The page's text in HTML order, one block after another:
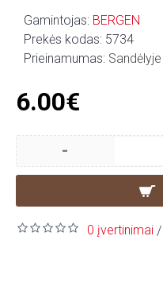
Gamintojas: BERGEN
Prekės kodas: 5734
Prieinamumas: Sandėlyje
6.00€
-
0 įvertinimai /